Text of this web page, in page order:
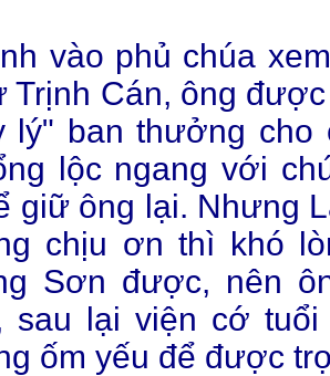
vào phủ chúa
Trịnh Cán, ông
lý" ban thưởng cho
lộc ngang với
giữ ông lại. Nhưng
chịu ơn thì khó
Sơn được, nên
sau lại viện cớ
ốm yếu để được